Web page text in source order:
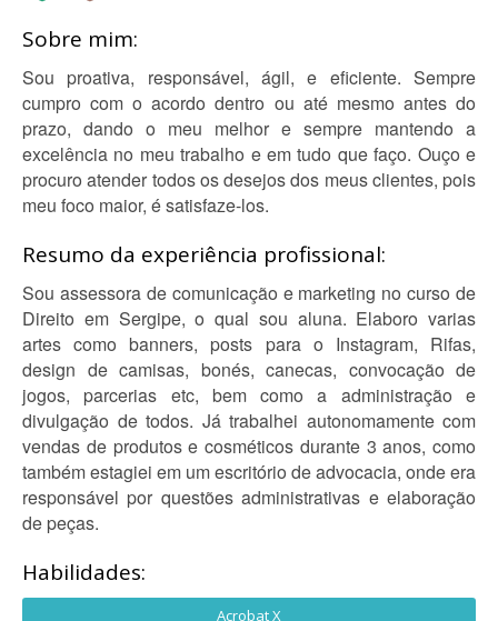
Sobre mim:
Sou proativa, responsável, ágil, e eficiente. Sempre
cumpro com o acordo dentro ou até mesmo antes do
prazo, dando o meu melhor e sempre mantendo a
excelência no meu trabalho e em tudo que faço. Ouço e
procuro atender todos os desejos dos meus clientes, pois
meu foco maior, é satisfaze-los.
Resumo da experiência profissional:
Sou assessora de comunicação e marketing no curso de
Direito em Sergipe, o qual sou aluna. Elaboro varias
artes como banners, posts para o Instagram, Rifas,
design de camisas, bonés, canecas, convocação de
jogos, parcerias etc, bem como a administração e
divulgação de todos. Já trabalhei autonomamente com
vendas de produtos e cosméticos durante 3 anos, como
também estagiei em um escritório de advocacia, onde era
responsável por questões administrativas e elaboração
de peças.
Habilidades:
Acrobat X